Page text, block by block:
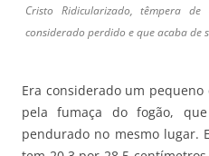
Cristo Ridicularizado, têmpera
considerado perdido e que acaba de
Era considerado um
pela fumaça do fogão,
pendurado no mesmo lugar.